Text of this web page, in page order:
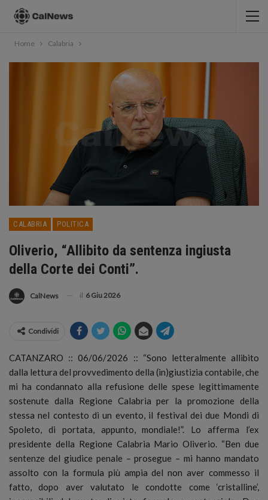
Home Calabria
CALABRIA POLITICA
Oliverio, “Allibito da sentenza ingiusta
della Corte dei Conti”.
CalNews il 6 Giu 2026
Condividi
CATANZARO :: 06/06/2026 :: “Sono letteralmente allibito
dalla lettura del provvedimento della (in)giustizia contabile, che
mi ha condannato alla refusione delle spese legittimamente
sostenute dalla Regione Calabria per la promozione della
stessa nel contesto di un evento, il festival dei due Mondi di
Spoleto, di portata, appunto, mondiale!”. Lo afferma l’ex
presidente della Regione Calabria Mario Oliverio. “Ben due
sentenze del giudice penale – prosegue – mi hanno mandato
assolto con la formula più ampia del non aver commesso il
fatto, dopo aver valutato le condotte come ‘cristalline’,